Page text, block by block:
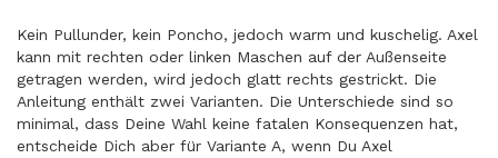
Kein Pullunder, kein Poncho, jedoch warm und kuschelig. Axel
kann mit rechten oder linken Maschen auf der Außenseite
getragen werden, wird jedoch glatt rechts gestrickt. Die
Anleitung enthält zwei Varianten. Die Unterschiede sind so
minimal, dass Deine Wahl keine fatalen Konsequenzen hat,
entscheide Dich aber für Variante A, wenn Du Axel